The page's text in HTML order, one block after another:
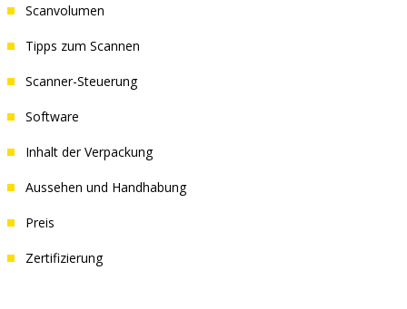
Scanvolumen
Tipps zum Scannen
Scanner-Steuerung
Software
Inhalt der Verpackung
Aussehen und Handhabung
Preis
Zertifizierung